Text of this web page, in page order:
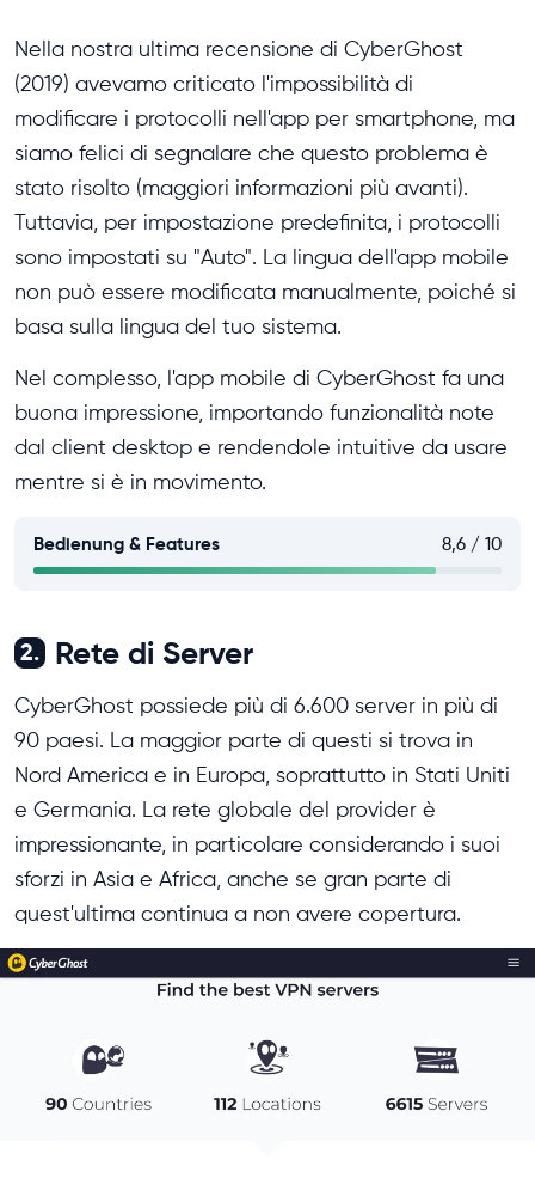
Nella nostra ultima recensione di CyberGhost
(2019) avevamo criticato l'impossibilità di
modificare i protocolli nell'app per smartphone, ma
siamo felici di segnalare che questo problema è
stato risolto (maggiori informazioni più avanti).
Tuttavia, per impostazione predefinita, i protocolli
sono impostati su "Auto". La lingua dell'app mobile
non può essere modificata manualmente, poiché si
basa sulla lingua del tuo sistema.
Nel complesso, l'app mobile di CyberGhost fa una
buona impressione, importando funzionalità note
dal client desktop e rendendole intuitive da usare
mentre si è in movimento.
Bedienung & Features 8,6 / 10
2. Rete di Server
CyberGhost possiede più di 6.600 server in più di
90 paesi. La maggior parte di questi si trova in
Nord America e in Europa, soprattutto in Stati Uniti
e Germania. La rete globale del provider è
impressionante, in particolare considerando i suoi
sforzi in Asia e Africa, anche se gran parte di
quest'ultima continua a non avere copertura.